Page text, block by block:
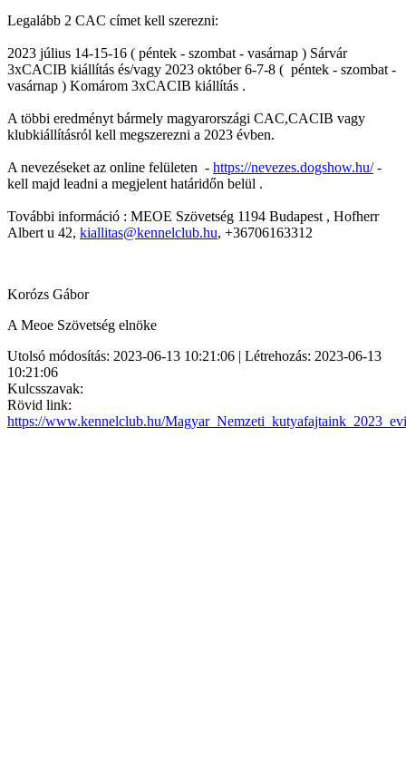
Legalább 2 CAC címet kell szerezni:
2023 július 14-15-16 ( péntek - szombat - vasárnap ) Sárvár
3xCACIB kiállítás és/vagy 2023 október 6-7-8 ( péntek - szombat -
vasárnap ) Komárom 3xCACIB kiállítás .
A többi eredményt bármely magyarországi CAC,CACIB vagy
klubkiállításról kell megszerezni a 2023 évben.
A nevezéseket az online felületen - https://nevezes.dogshow.hu/-
kell majd leadni a megjelent határidőn belül .
További információ : MEOE Szövetség 1194 Budapest , Hofherr
Albert u 42, kiallitas@kennelclub.hu, +36706163312
Korózs Gábor
A Meoe Szövetség elnöke
Utolsó módosítás: 2023-06-13 10:21:06 | Létrehozás: 2023-06-13
10:21:06
Kulcsszavak:
Rövid link:
https://www.kennelclub.hu/